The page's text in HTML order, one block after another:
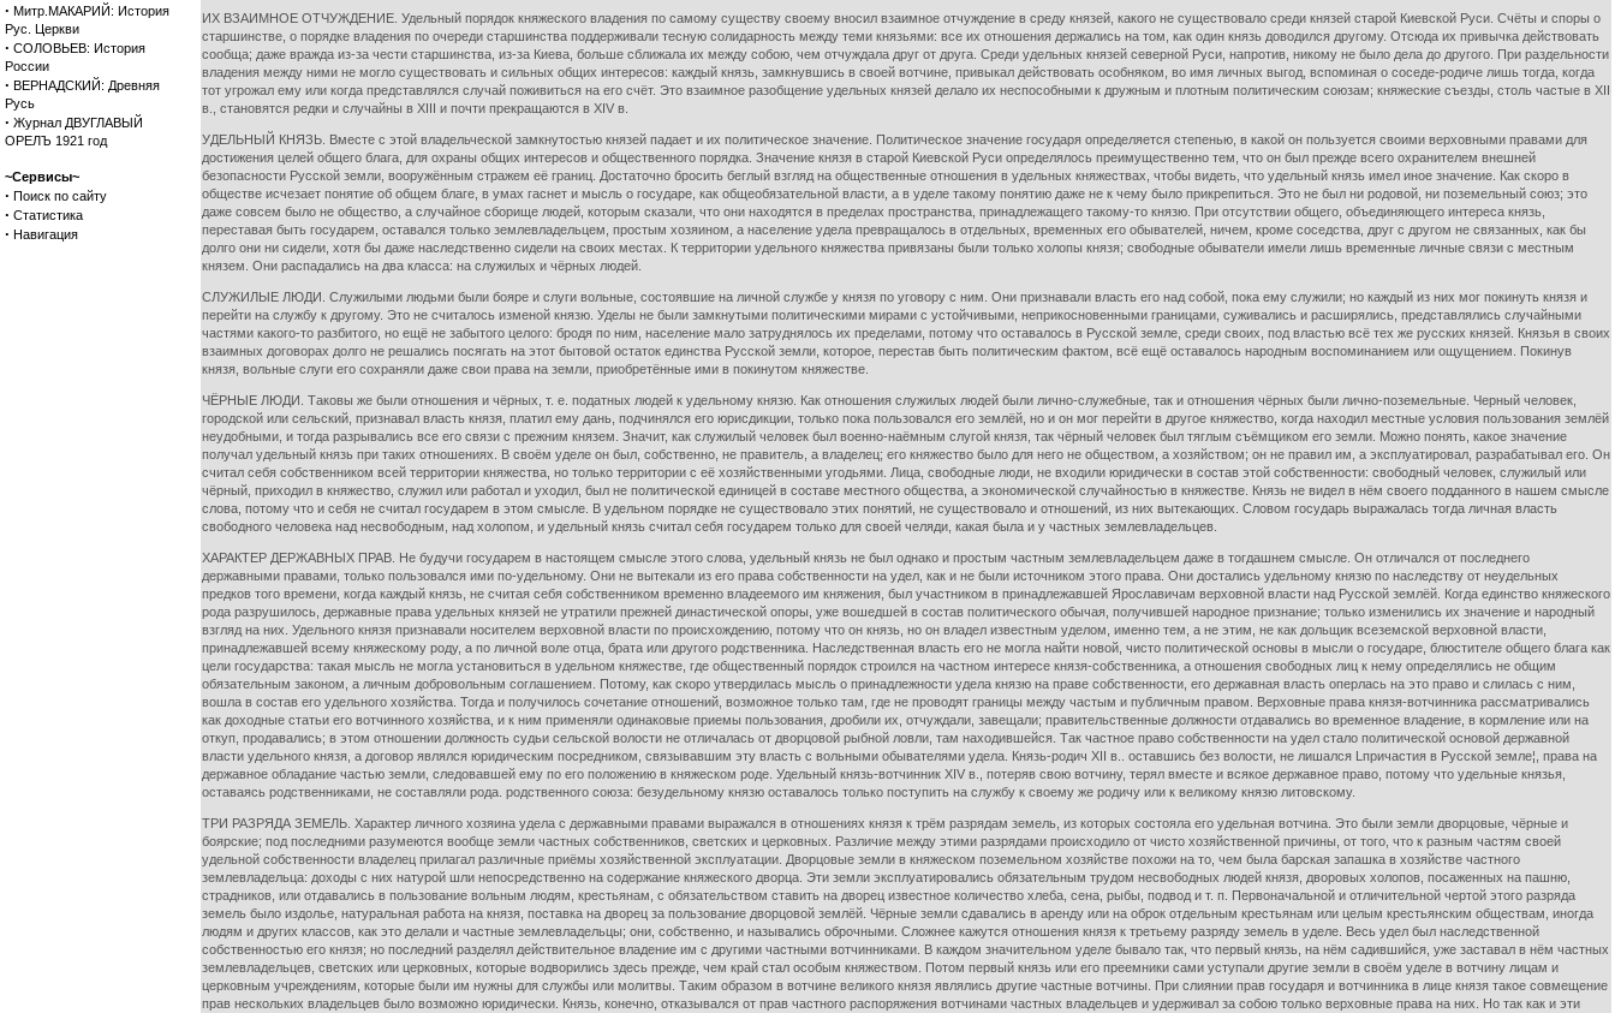
· Митр.МАКАРИЙ: История
Рус. Церкви
· СОЛОВЬЕВ: История
России
· ВЕРНАДСКИЙ: Древняя
Русь
· Журнал ДВУГЛАВЫЙ
ОРЕЛЪ 1921 год
~Сервисы~
· Поиск по сайту
· Статистика
· Навигация
ИХ ВЗАИМНОЕ ОТЧУЖДЕНИЕ. Удельный порядок княжеского владения по самому существу своему вносил взаимное отчуждение в среду князей, какого не существовало среди князей старой Киевской Руси. Счёты и споры о
старшинстве, о порядке владения по очереди старшинства поддерживали тесную солидарность между теми князьями: все их отношения держались на том, как один князь доводился другому. Отсюда их привычка действовать
сообща; даже вражда из-за чести старшинства, из-за Киева, больше сближала их между собою, чем отчуждала друг от друга. Среди удельных князей северной Руси, напротив, никому не было дела до другого. При раздельности
владения между ними не могло существовать и сильных общих интересов: каждый князь, замкнувшись в своей вотчине, привыкал действовать особняком, во имя личных выгод, вспоминая о соседе-родиче лишь тогда, когда
тот угрожал ему или когда представлялся случай поживиться на его счёт. Это взаимное разобщение удельных князей делало их неспособными к дружным и плотным политическим союзам; княжеские съезды, столь частые в XII
в., становятся редки и случайны в XIII и почти прекращаются в XIV в.
УДЕЛЬНЫЙ КНЯЗЬ. Вместе с этой владельческой замкнутостью князей падает и их политическое значение. Политическое значение государя определяется степенью, в какой он пользуется своими верховными правами для
достижения целей общего блага, для охраны общих интересов и общественного порядка. Значение князя в старой Киевской Руси определялось преимущественно тем, что он был прежде всего охранителем внешней
безопасности Русской земли, вооружённым стражем её границ. Достаточно бросить беглый взгляд на общественные отношения в удельных княжествах, чтобы видеть, что удельный князь имел иное значение. Как скоро в
обществе исчезает понятие об общем благе, в умах гаснет и мысль о государе, как общеобязательной власти, а в уделе такому понятию даже не к чему было прикрепиться. Это не был ни родовой, ни поземельный союз; это
даже совсем было не общество, а случайное сборище людей, которым сказали, что они находятся в пределах пространства, принадлежащего такому-то князю. При отсутствии общего, объединяющего интереса князь,
переставая быть государем, оставался только землевладельцем, простым хозяином, а население удела превращалось в отдельных, временных его обывателей, ничем, кроме соседства, друг с другом не связанных, как бы
долго они ни сидели, хотя бы даже наследственно сидели на своих местах. К территории удельного княжества привязаны были только холопы князя; свободные обыватели имели лишь временные личные связи с местным
князем. Они распадались на два класса: на служилых и чёрных людей.
СЛУЖИЛЫЕ ЛЮДИ. Служилыми людьми были бояре и слуги вольные, состоявшие на личной службе у князя по уговору с ним. Они признавали власть его над собой, пока ему служили; но каждый из них мог покинуть князя и
перейти на службу к другому. Это не считалось изменой князю. Уделы не были замкнутыми политическими мирами с устойчивыми, неприкосновенными границами, суживались и расширялись, представлялись случайными
частями какого-то разбитого, но ещё не забытого целого: бродя по ним, население мало затруднялось их пределами, потому что оставалось в Русской земле, среди своих, под властью всё тех же русских князей. Князья в своих
взаимных договорах долго не решались посягать на этот бытовой остаток единства Русской земли, которое, перестав быть политическим фактом, всё ещё оставалось народным воспоминанием или ощущением. Покинув
князя, вольные слуги его сохраняли даже свои права на земли, приобретённые ими в покинутом княжестве.
ЧЁРНЫЕ ЛЮДИ. Таковы же были отношения и чёрных, т. е. податных людей к удельному князю. Как отношения служилых людей были лично-служебные, так и отношения чёрных были лично-поземельные. Черный человек,
городской или сельский, признавал власть князя, платил ему дань, подчинялся его юрисдикции, только пока пользовался его землёй, но и он мог перейти в другое княжество, когда находил местные условия пользования землёй
неудобными, и тогда разрывались все его связи с прежним князем. Значит, как служилый человек был военно-наёмным слугой князя, так чёрный человек был тяглым съёмщиком его земли. Можно понять, какое значение
получал удельный князь при таких отношениях. В своём уделе он был, собственно, не правитель, а владелец; его княжество было для него не обществом, а хозяйством; он не правил им, а эксплуатировал, разрабатывал его. Он
считал себя собственником всей территории княжества, но только территории с её хозяйственными угодьями. Лица, свободные люди, не входили юридически в состав этой собственности: свободный человек, служилый или
чёрный, приходил в княжество, служил или работал и уходил, был не политической единицей в составе местного общества, а экономической случайностью в княжестве. Князь не видел в нём своего подданного в нашем смысле
слова, потому что и себя не считал государем в этом смысле. В удельном порядке не существовало этих понятий, не существовало и отношений, из них вытекающих. Словом государь выражалась тогда личная власть
свободного человека над несвободным, над холопом, и удельный князь считал себя государем только для своей челяди, какая была и у частных землевладельцев.
ХАРАКТЕР ДЕРЖАВНЫХ ПРАВ. Не будучи государем в настоящем смысле этого слова, удельный князь не был однако и простым частным землевладельцем даже в тогдашнем смысле. Он отличался от последнего
державными правами, только пользовался ими по-удельному. Они не вытекали из его права собственности на удел, как и не были источником этого права. Они достались удельному князю по наследству от неудельных
предков того времени, когда каждый князь, не считая себя собственником временно владеемого им княжения, был участником в принадлежавшей Ярославичам верховной власти над Русской землёй. Когда единство княжеского
рода разрушилось, державные права удельных князей не утратили прежней династической опоры, уже вошедшей в состав политического обычая, получившей народное признание; только изменились их значение и народный
взгляд на них. Удельного князя признавали носителем верховной власти по происхождению, потому что он князь, но он владел известным уделом, именно тем, а не этим, не как дольщик всеземской верховной власти,
принадлежавшей всему княжескому роду, а по личной воле отца, брата или другого родственника. Наследственная власть его не могла найти новой, чисто политической основы в мысли о государе, блюстителе общего блага как
цели государства: такая мысль не могла установиться в удельном княжестве, где общественный порядок строился на частном интересе князя-собственника, а отношения свободных лиц к нему определялись не общим
обязательным законом, а личным добровольным соглашением. Потому, как скоро утвердилась мысль о принадлежности удела князю на праве собственности, его державная власть оперлась на это право и слилась с ним,
вошла в состав его удельного хозяйства. Тогда и получилось сочетание отношений, возможное только там, где не проводят границы между частым и публичным правом. Верховные права князя-вотчинника рассматривались
как доходные статьи его вотчинного хозяйства, и к ним применяли одинаковые приемы пользования, дробили их, отчуждали, завещали; правительственные должности отдавались во временное владение, в кормление или на
откуп, продавались; в этом отношении должность судьи сельской волости не отличалась от дворцовой рыбной ловли, там находившейся. Так частное право собственности на удел стало политической основой державной
власти удельного князя, а договор являлся юридическим посредником, связывавшим эту власть с вольными обывателями удела. Князь-родич XII в.. оставшись без волости, не лишался Lпричастия в Русской земле¦, права на
державное обладание частью земли, следовавшей ему по его положению в княжеском роде. Удельный князь-вотчинник XIV в., потеряв свою вотчину, терял вместе и всякое державное право, потому что удельные князья,
оставаясь родственниками, не составляли рода. родственного союза: безудельному князю оставалось только поступить на службу к своему же родичу или к великому князю литовскому.
ТРИ РАЗРЯДА ЗЕМЕЛЬ. Характер личного хозяина удела с державными правами выражался в отношениях князя к трём разрядам земель, из которых состояла его удельная вотчина. Это были земли дворцовые, чёрные и
боярские; под последними разумеются вообще земли частных собственников, светских и церковных. Различие между этими разрядами происходило от чисто хозяйственной причины, от того, что к разным частям своей
удельной собственности владелец прилагал различные приёмы хозяйственной эксплуатации. Дворцовые земли в княжеском поземельном хозяйстве похожи на то, чем была барская запашка в хозяйстве частного
землевладельца: доходы с них натурой шли непосредственно на содержание княжеского дворца. Эти земли эксплуатировались обязательным трудом несвободных людей князя, дворовых холопов, посаженных на пашню,
страдников, или отдавались в пользование вольным людям, крестьянам, с обязательством ставить на дворец известное количество хлеба, сена, рыбы, подвод и т. п. Первоначальной и отличительной чертой этого разряда
земель было издолье, натуральная работа на князя, поставка на дворец за пользование дворцовой землёй. Чёрные земли сдавались в аренду или на оброк отдельным крестьянам или целым крестьянским обществам, иногда
людям и других классов, как это делали и частные землевладельцы; они, собственно, и назывались оброчными. Сложнее кажутся отношения князя к третьему разряду земель в уделе. Весь удел был наследственной
собственностью его князя; но последний разделял действительное владение им с другими частными вотчинниками. В каждом значительном уделе бывало так, что первый князь, на нём садившийся, уже заставал в нём частных
землевладельцев, светских или церковных, которые водворились здесь прежде, чем край стал особым княжеством. Потом первый князь или его преемники сами уступали другие земли в своём уделе в вотчину лицам и
церковным учреждениям, которые были им нужны для службы или молитвы. Таким образом в вотчине великого князя являлись другие частные вотчины. При слиянии прав государя и вотчинника в лице князя такое совмещение
прав нескольких владельцев было возможно юридически. Князь, конечно, отказывался от прав частного распоряжения вотчинами частных владельцев и удерживал за собою только верховные права на них. Но так как и эти